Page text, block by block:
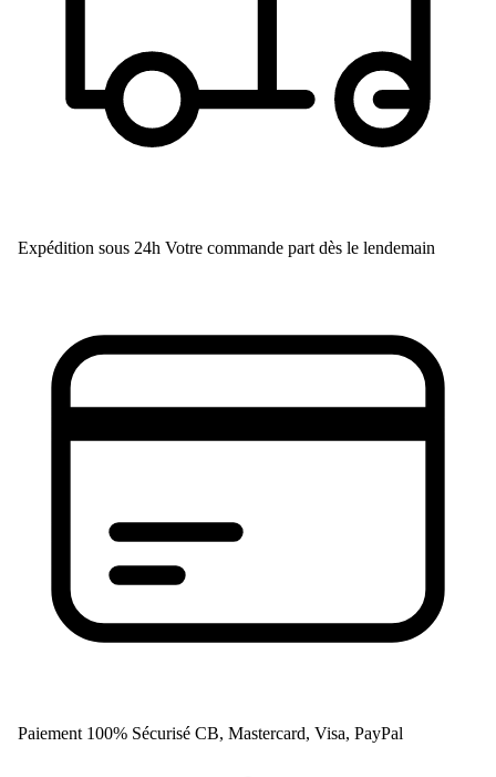
Expédition sous 24h Votre commande part dès le lendemain
Paiement 100% Sécurisé CB, Mastercard, Visa, PayPal